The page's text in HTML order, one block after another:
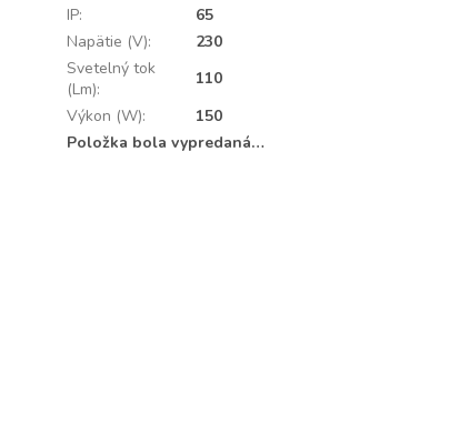
IP:
65
Napätie (V):
230
Svetelný tok
(Lm):
110
Výkon (W):
150
Položka bola vypredaná…